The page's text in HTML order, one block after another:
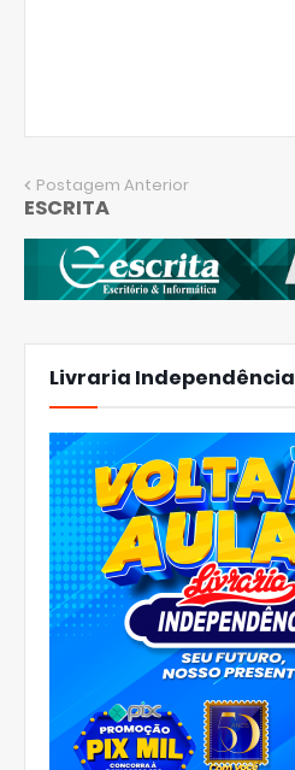
Postagem Anterior
ESCRITA
Livraria Independência